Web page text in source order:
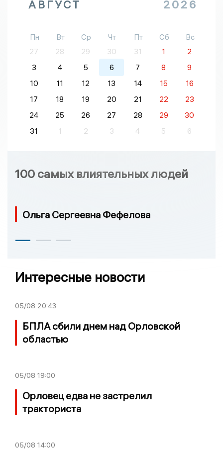
АВГУСТ 2026
Пн Вт Ср Чт Пт Сб
Вс
27
28 29 30 31 1
2
3
4 5 6 7 8
9
10
11 12 13 14 15
16
17
18 19 20 21 22
23
24
25 26 27 28 29
30
31
1 2 3 4 5 6
100 самых влиятельных людей
Ольга Сергеевна Фефелова
Интересные новости
05/08 20:43
БПЛА сбили днем над Орловской
областью
05/08 19:00
Орловец едва не застрелил
тракториста
05/08 14:00